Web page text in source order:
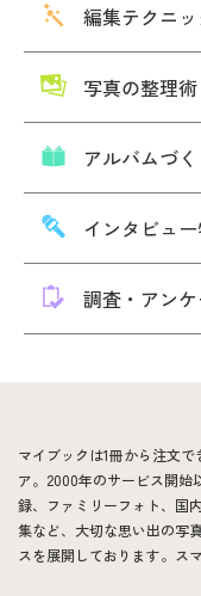
編集テクニッ
写真の整理術
アルバムづく
インタビュ
調査・アン
マイブックは1冊から注文
ア。2000年のサービス開始
録、ファミリーフォト、国
集など、大切な思い出の写
スを展開しております。ス